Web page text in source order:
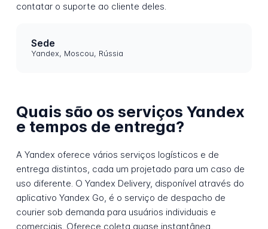
contatar o suporte ao cliente deles.
Sede
Yandex, Moscou, Rússia
Quais são os serviços Yandex
e tempos de entrega?
A Yandex oferece vários serviços logísticos e de
entrega distintos, cada um projetado para um caso de
uso diferente. O Yandex Delivery, disponível através do
aplicativo Yandex Go, é o serviço de despacho de
courier sob demanda para usuários individuais e
comerciais. Oferece coleta quase instantânea,